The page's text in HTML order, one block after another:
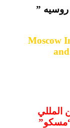
روسیه ”
Moscow
المللي